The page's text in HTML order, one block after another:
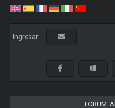
Ingresar:
FORUM: